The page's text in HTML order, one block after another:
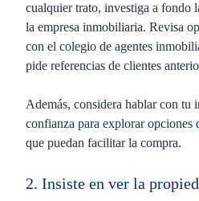
cualquier trato, investiga a fondo
la empresa inmobiliaria. Revisa
con el colegio de agentes
pide referencias de clientes
Además, considera hablar con tu
confianza para explorar opciones
que puedan facilitar la compra.
2. Insiste en ver la